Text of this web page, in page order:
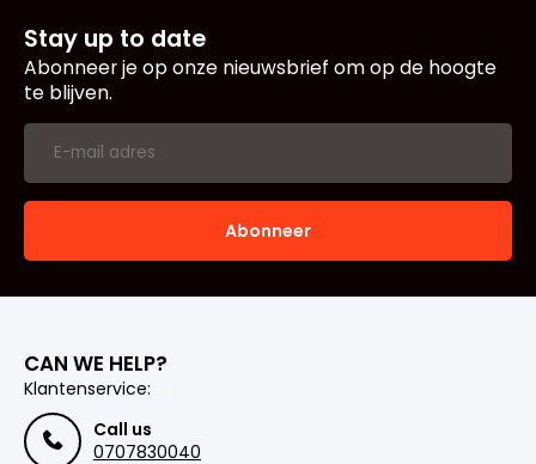
Stay up to date
Abonneer je op onze nieuwsbrief om op de hoogte
te blijven.
Abonneer
CAN WE HELP?
Klantenservice:
Call us
0707830040